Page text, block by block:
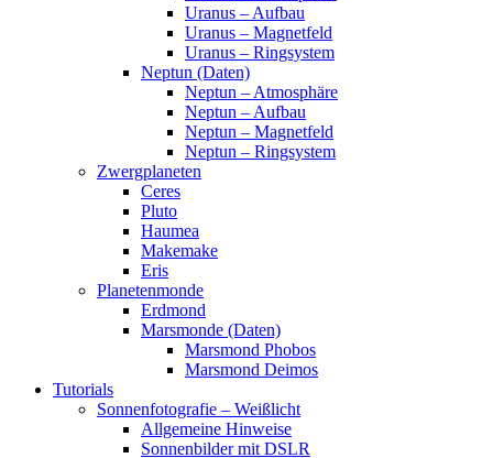
Uranus – Aufbau
Uranus – Magnetfeld
Uranus – Ringsystem
Neptun (Daten)
Neptun – Atmosphäre
Neptun – Aufbau
Neptun – Magnetfeld
Neptun – Ringsystem
Zwergplaneten
Ceres
Pluto
Haumea
Makemake
Eris
Planetenmonde
Erdmond
Marsmonde (Daten)
Marsmond Phobos
Marsmond Deimos
Tutorials
Sonnenfotografie – Weißlicht
Allgemeine Hinweise
Sonnenbilder mit DSLR